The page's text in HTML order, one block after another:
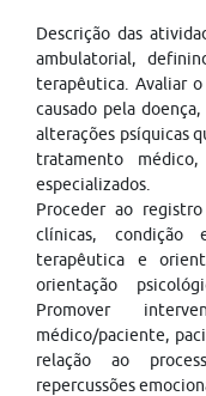
Descrição das
ambulatorial,
terapêutica. Avaliar
causado pela
alterações psíquicas
tratamento
especializados.
Proceder ao
clínicas, condição
terapêutica e
orientação
Promover
médico/paciente,
relação ao
repercussões